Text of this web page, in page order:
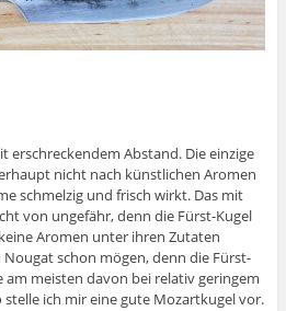
erschreckendem Abstand. Die einzige
nicht nach künstlichen Aromen
schmelzig und frisch wirkt. Das mit
von ungefähr, denn die Fürst-Kugel
Aromen unter ihren Zutaten
schon mögen, denn die Fürst-
am meisten davon bei relativ geringem
stelle ich mir eine gute Mozartkugel vor.